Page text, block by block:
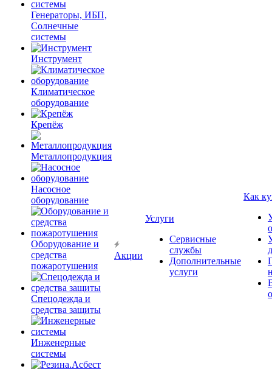
Генераторы, ИБП,
Солнечные
системы
Инструмент
Климатическое
оборудование
Крепёж
Металлопродукция
Насосное
оборудование
Оборудование и
средства
пожаротушения
Спецодежда и
средства защиты
Инженерные
системы
Акции
Услуги
Сервисные
службы
Дополнительные
услуги
Как